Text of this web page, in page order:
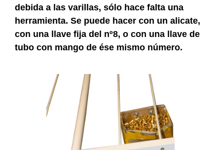
debida a las varillas, sólo hace falta una
herramienta. Se puede hacer con un alicate,
con una llave fija del nº8, o con una llave de
tubo con mango de ése mismo número.